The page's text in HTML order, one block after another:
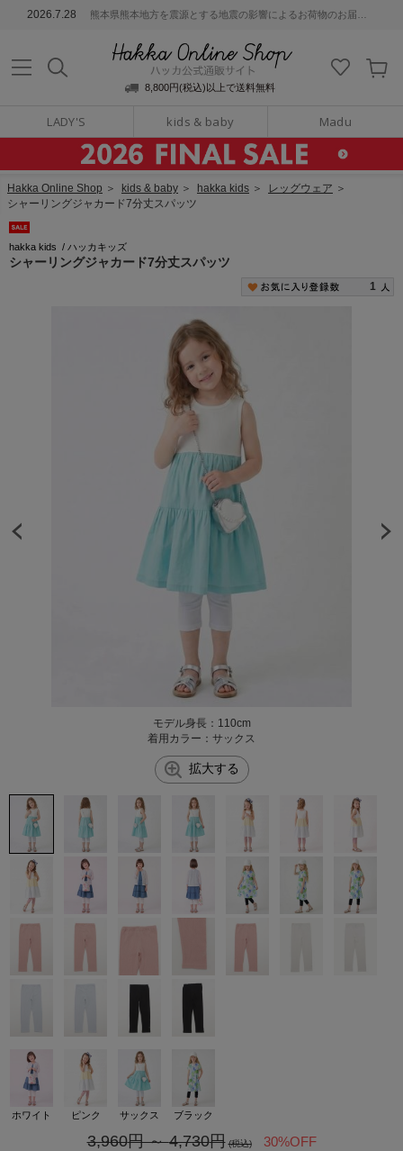
2026.7.28 熊本県熊本地方を震源とする地震の影響によるお荷物のお届けについて
8,800円(税込)以上で送料無料
LADY'S kids & baby Madu
通販サイト
Hakka Online Shop ＞ kids & baby ＞ hakka kids ＞ レッグウェア ＞
シャーリングジャカード7分丈スパッツ
hakka kids / ハッカキッズ
シャーリングジャカード7分丈スパッツ
1
モデル身長：110cm
着用カラー：サックス
拡大する
ホワイト ピンク サックス ブラック
3,960円 ～4,730円 (税込) 30%OFF